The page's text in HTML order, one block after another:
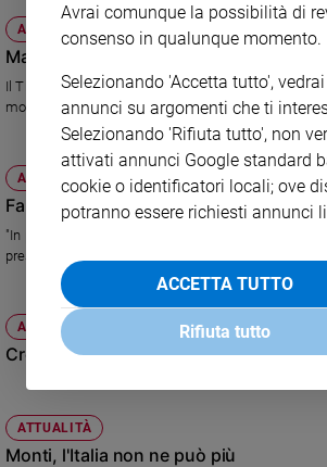
Social
ATTUALITÀ
Marchionne: tu, tu e tu, via!
Il Tribunale decide la riassunzione di 19 lavoratori,
mobilità altrettanti. Tra politica "padronale" e
ATTUALITÀ
Famiglie sedotte e abbandonate
"In passato si è promesso troppo, senza
presidente del Consiglio, al Festival a Riva del
ATTUALITÀ
Cronaca di un Paese annunciato
ATTUALITÀ
Monti, l'Italia non ne può più
Avrai comunque la possibilità di
consenso in qualunque momento.
Selezionando 'Accetta tutto',
annunci su argomenti che ti
Selezionando 'Rifiuta tutto', non
attivati annunci Google standard
cookie o identificatori locali; ove
potranno essere richiesti annunci
ACCETTA TUTTO
Rifiuta tutto